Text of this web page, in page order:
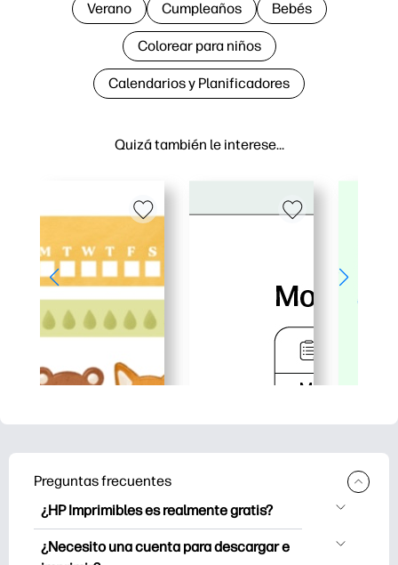
Quizá también le interese…
Verano Cumpleaños Bebés
Colorear para niños
Calendarios y Planificadores
Preguntas frecuentes
¿HP Imprimibles es realmente gratis?
HP Printables ofrece más de 2.500
imprimibles gratuitos para descargar e
¿Necesito una cuenta para descargar e